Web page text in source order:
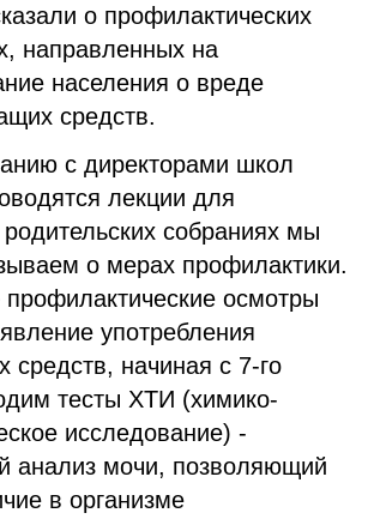
о профилактических
направленных на
населения о вреде
средств.
с директорами школ
лекции для
собраниях мы
о мерах профилактики.
осмотры
употребления
средств, начиная с 7-го
тесты ХТИ (химико-
исследование) -
анализ мочи, позволяющий
в организме